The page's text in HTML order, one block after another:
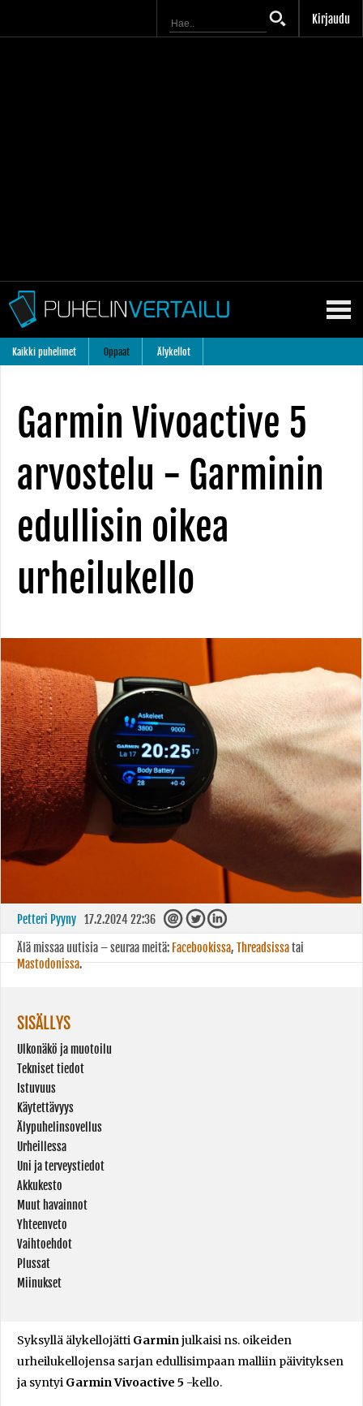
Kirjaudu
Kaikki puhelimet Oppaat Älykellot
Garmin Vivoactive 5
arvostelu - Garminin
edullisin oikea
urheilukello
Petteri Pyyny 17.2.2024 22:36
Älä missaa uutisia – seuraa meitä: Facebookissa, Threadsissatai
Mastodonissa.
SISÄLLYS
Ulkonäkö ja muotoilu
Tekniset tiedot
Istuvuus
Käytettävyys
Älypuhelinsovellus
Urheillessa
Uni ja terveystiedot
Akkukesto
Muut havainnot
Yhteenveto
Vaihtoehdot
Plussat
Miinukset
Syksyllä älykellojätti Garminjulkaisi ns. oikeiden
urheilukellojensa sarjan edullisimpaan malliin päivityksen
ja syntyi Garmin Vivoactive 5 -kello.